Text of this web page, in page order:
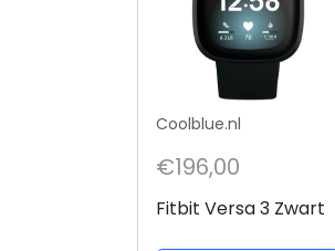
Coolblue.nl
€196,00
Fitbit Versa 3 Zwart